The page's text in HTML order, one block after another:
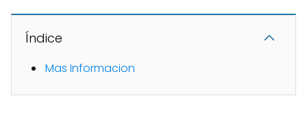
Índice
Mas Informacion